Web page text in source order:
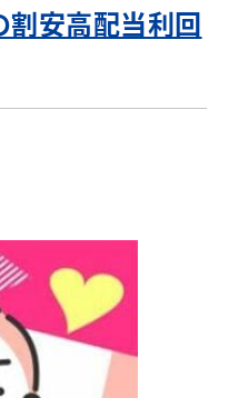
安高配当利回